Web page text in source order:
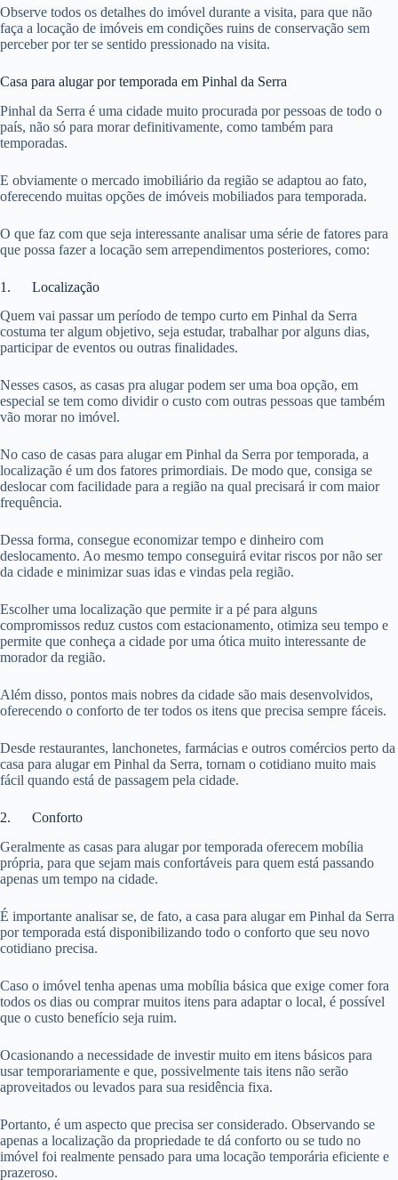
Observe todos os detalhes do imóvel durante a visita, para que não
faça a locação de imóveis em condições ruins de conservação sem
perceber por ter se sentido pressionado na visita.
Casa para alugar por temporada em Pinhal da Serra
Pinhal da Serra é uma cidade muito procurada por pessoas de todo o
país, não só para morar definitivamente, como também para
temporadas.
E obviamente o mercado imobiliário da região se adaptou ao fato,
oferecendo muitas opções de imóveis mobiliados para temporada.
O que faz com que seja interessante analisar uma série de fatores para
que possa fazer a locação sem arrependimentos posteriores, como:
1. Localização
Quem vai passar um período de tempo curto em Pinhal da Serra
costuma ter algum objetivo, seja estudar, trabalhar por alguns dias,
participar de eventos ou outras finalidades.
Nesses casos, as casas pra alugar podem ser uma boa opção, em
especial se tem como dividir o custo com outras pessoas que também
vão morar no imóvel.
No caso de casas para alugar em Pinhal da Serra por temporada, a
localização é um dos fatores primordiais. De modo que, consiga se
deslocar com facilidade para a região na qual precisará ir com maior
frequência.
Dessa forma, consegue economizar tempo e dinheiro com
deslocamento. Ao mesmo tempo conseguirá evitar riscos por não ser
da cidade e minimizar suas idas e vindas pela região.
Escolher uma localização que permite ir a pé para alguns
compromissos reduz custos com estacionamento, otimiza seu tempo e
permite que conheça a cidade por uma ótica muito interessante de
morador da região.
Além disso, pontos mais nobres da cidade são mais desenvolvidos,
oferecendo o conforto de ter todos os itens que precisa sempre fáceis.
Desde restaurantes, lanchonetes, farmácias e outros comércios perto da
casa para alugar em Pinhal da Serra, tornam o cotidiano muito mais
fácil quando está de passagem pela cidade.
2. Conforto
Geralmente as casas para alugar por temporada oferecem mobília
própria, para que sejam mais confortáveis para quem está passando
apenas um tempo na cidade.
É importante analisar se, de fato, a casa para alugar em Pinhal da Serra
por temporada está disponibilizando todo o conforto que seu novo
cotidiano precisa.
Caso o imóvel tenha apenas uma mobília básica que exige comer fora
todos os dias ou comprar muitos itens para adaptar o local, é possível
que o custo benefício seja ruim.
Ocasionando a necessidade de investir muito em itens básicos para
usar temporariamente e que, possivelmente tais itens não serão
aproveitados ou levados para sua residência fixa.
Portanto, é um aspecto que precisa ser considerado. Observando se
apenas a localização da propriedade te dá conforto ou se tudo no
imóvel foi realmente pensado para uma locação temporária eficiente e
prazeroso.